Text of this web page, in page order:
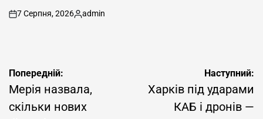
on
7 Серпня, 2026
Опубліковано
admin
Навігація
записів
Попередній:
Мерія назвала,
скільки нових
Наступний:
Харків під ударами
КАБ і дронів —